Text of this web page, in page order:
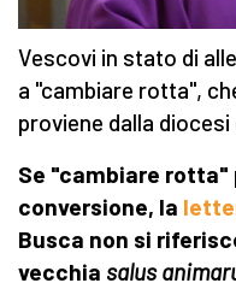
Vescovi in stato di
a "cambiare rotta",
proviene dalla diocesi
Se "cambiare rotta"
conversione, la
Busca non si
vecchia salus